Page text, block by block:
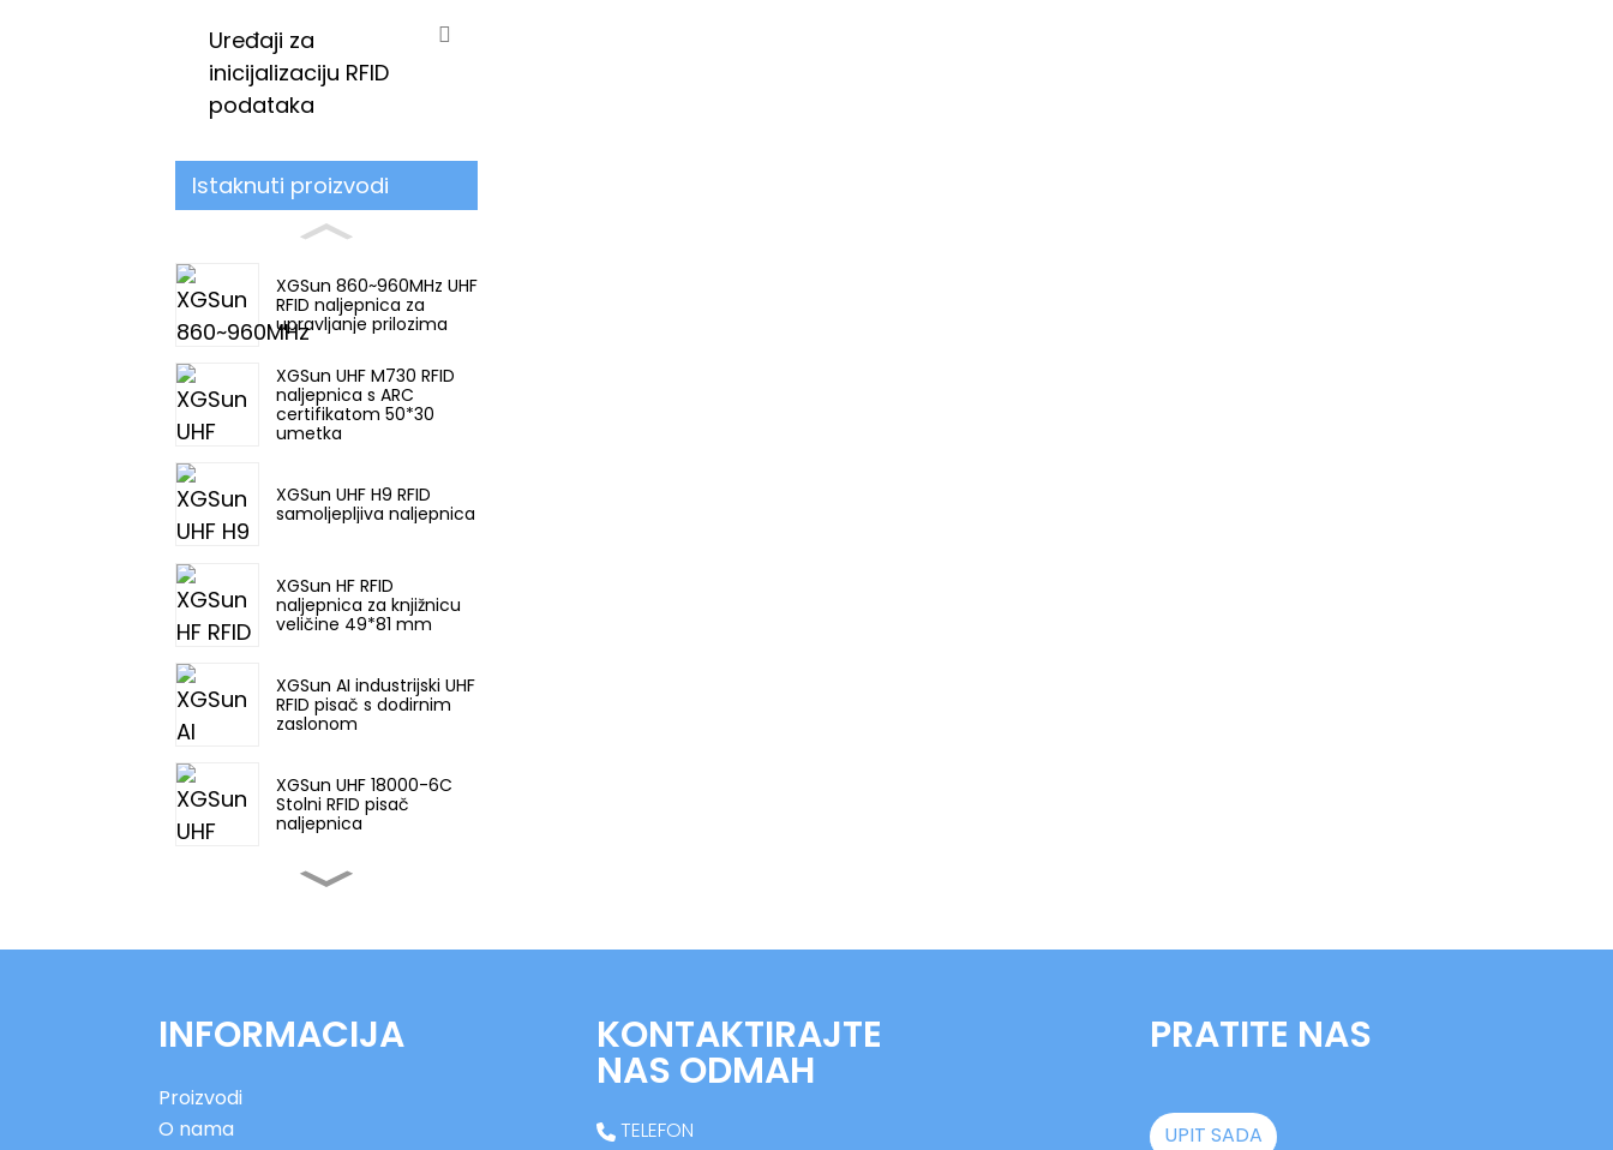
Uređaji za
inicijalizaciju RFID
podataka
Istaknuti proizvodi
XGSun 860~960MHz UHF
RFID naljepnica za
upravljanje prilozima
XGSun UHF M730 RFID
naljepnica s ARC
certifikatom 50*30
umetka
XGSun UHF H9 RFID
samoljepljiva naljepnica
XGSun HF RFID
naljepnica za knjižnicu
veličine 49*81 mm
XGSun AI industrijski UHF
RFID pisač s dodirnim
zaslonom
XGSun UHF 18000-6C
Stolni RFID pisač
naljepnica
XGSun industrijski UHF
naljepnica na metalu
INFORMACIJA
Proizvodi
O nama
KONTAKTIRAJTE
NAS ODMAH
TELEFON
PRATITE NAS
UPIT SADA